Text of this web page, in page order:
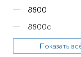
8800
8800c
8800rПоказать